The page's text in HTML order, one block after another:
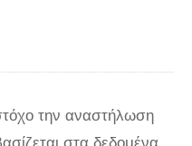
την αναστήλωση